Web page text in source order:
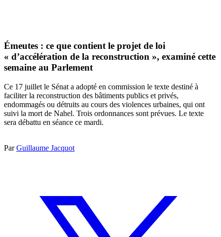
Émeutes : ce que contient le projet de loi
« d’accélération de la reconstruction », examiné cette
semaine au Parlement
Ce 17 juillet le Sénat a adopté en commission le texte destiné à
faciliter la reconstruction des bâtiments publics et privés,
endommagés ou détruits au cours des violences urbaines, qui ont
suivi la mort de Nahel. Trois ordonnances sont prévues. Le texte
sera débattu en séance ce mardi.
ParGuillaume Jacquot